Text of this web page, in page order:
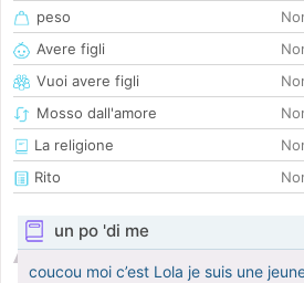
peso
Avere figli
Vuoi avere figli
Mosso dall'amore
La religione
Rito
un po 'di me
coucou moi c’est Lola je suis une